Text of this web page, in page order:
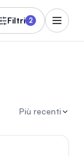
Filtri 2
Più recenti